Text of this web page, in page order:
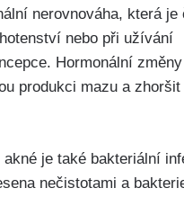
‍nerovnováha,⁣ která je
nebo při užívání
Hormonální
produkci mazu a
je také bakteriální
nečistotami a